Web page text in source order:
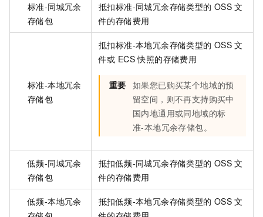
标准-同城冗余
存储包
抵扣标准-同城冗余存储类型的 OSS 文
件的存储费用
标准-本地冗余
存储包
抵扣标准-本地冗余存储类型的 OSS 文
件或 ECS 快照的存储费用
重要 如果您已购买某个地域的预
留空间，则不再支持购买中
国内地通用或同地域的标
准-本地冗余存储包。
低频-同城冗余
存储包
抵扣低频-同城冗余存储类型的 OSS 文
件的存储费用
低频-本地冗余
抵扣低频-本地冗余存储类型的 OSS 文